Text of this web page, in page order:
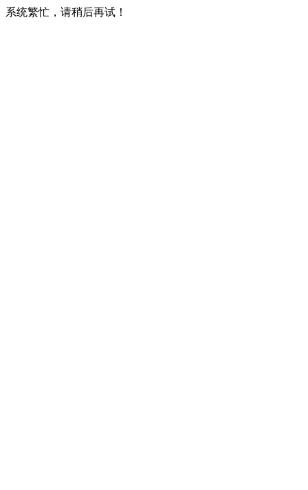
系统繁忙，请稍后再试！